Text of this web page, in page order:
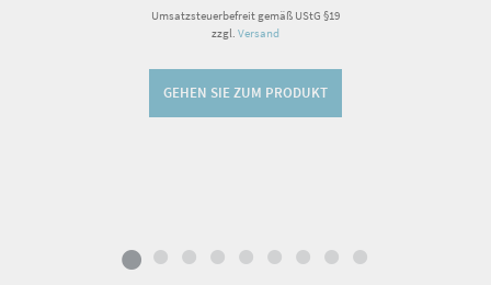
Umsatzsteuerbefreit gemäß UStG §19
zzgl.Versand
GEHEN SIE ZUM PRODUKT